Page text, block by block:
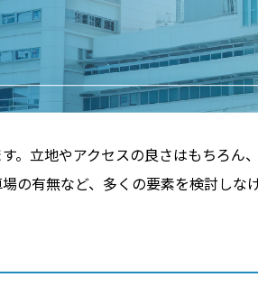
。立地やアクセスの良さはもちろん
の有無など、多くの要素を検討し